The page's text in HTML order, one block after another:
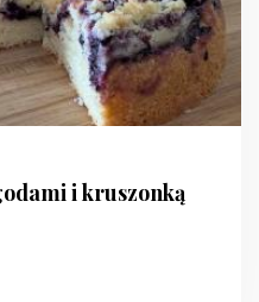
i kruszonką